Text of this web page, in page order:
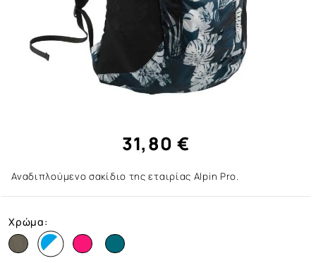
31,80 €
Αναδιπλούμενο σακίδιο της εταιρίας Alpin Pro.
Χρώμα: